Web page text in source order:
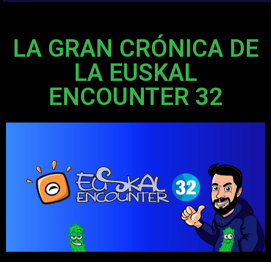
LA GRAN CRÓNICA DE
LA EUSKAL
ENCOUNTER 32